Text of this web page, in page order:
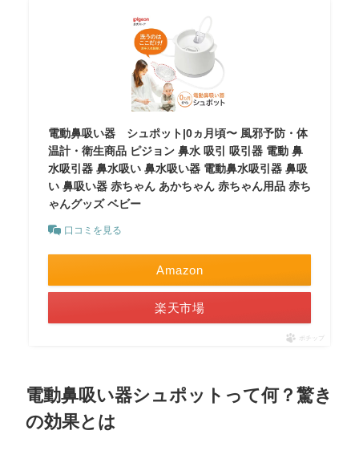
電動鼻吸い器 シュポット|0ヵ月頃〜 風邪予防・体
温計・衛生商品 ピジョン 鼻水 吸引 吸引器 電動 鼻
水吸引器 鼻水吸い 鼻水吸い器 電動鼻水吸引器 鼻吸
い 鼻吸い器 赤ちゃん あかちゃん 赤ちゃん用品 赤ち
ゃんグッズ ベビー
口コミを見る
Amazon
楽天市場
ポチップ
電動鼻吸い器シュポットって何？驚き
の効果とは